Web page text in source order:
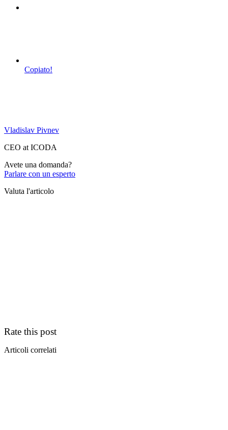
Copiato!
Vladislav Pivnev
CEO at ICODA
Avete una domanda?
Parlare con un esperto
Valuta l'articolo
Rate this post
Articoli correlati